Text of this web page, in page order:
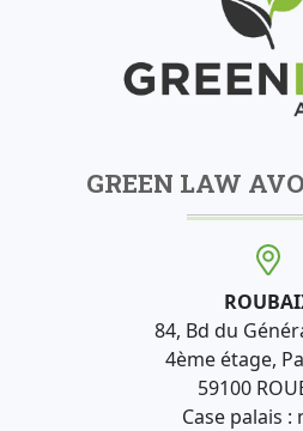
GREEN LAW
84, Bd du
4ème étage,
59100
Case palais :